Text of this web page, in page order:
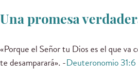
Una promesa
«Porque el Señor tu Dios es el que va
te desamparará». -Deuteronomio 31:6